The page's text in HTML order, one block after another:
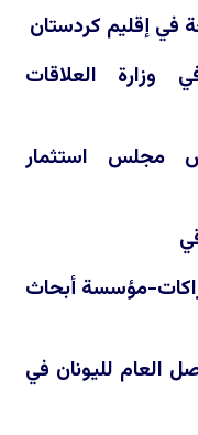
في إقليم كردستان
وزارة العلاقات
مجلس استثمار
مؤسسة أبحاث
العام لليونان في